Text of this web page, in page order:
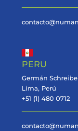
PERU
Germán
Lima, Perú
+51 (1) 480 0712